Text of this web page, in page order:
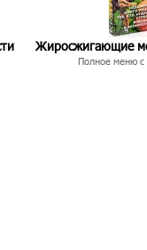
Жиросжигающие
Полное меню с